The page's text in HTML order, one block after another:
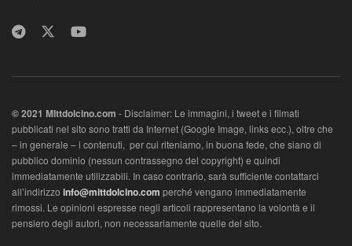
© 2021 MIttdolcino.com - Disclaimer: Le immagini, i tweet e i filmati
pubblicati nel sito sono tratti da Internet (Google Image, links ecc.), oltre che
– in generale – i contenuti, per cui riteniamo, in buona fede, che siano di
pubblico dominio (nessun contrassegno del copyright) e quindi
immediatamente utilizzabili. In caso contrario, sarà sufficiente contattarci
all’indirizzo info@mittdolcino.com perché vengano immediatamente
rimossi. Le opinioni espresse negli articoli rappresentano la volontà e il
pensiero degli autori, non necessariamente quelle del sito.